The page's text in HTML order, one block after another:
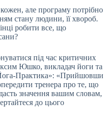
але програму потрібно
стану людини, її хвороб.
робити все, що
під час критичних
Юшко, викладач йоги та
Практика»: «Прийшовши
тренера про те, що
значення вашим словам,
до цього